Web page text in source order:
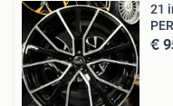
21
€